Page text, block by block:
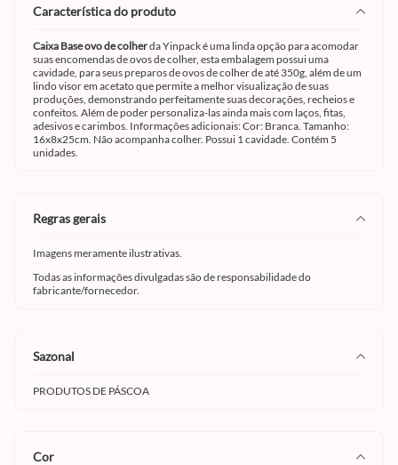
característica do produto
Caixa Base ovo de colherdaYinpack é uma linda opção para acomodar
suas encomendas de ovos de colher, esta embalagem possui uma
cavidade, para seus preparos de ovos de colher de até 350g, além de um
lindo visor em acetato que permite a melhor visualização de suas
produções, demonstrando perfeitamente suas decorações, recheios e
confeitos. Além de poder personaliza-las ainda mais com laços, fitas,
adesivos e carimbos. Informações adicionais: Cor: Branca. Tamanho:
16x8x25cm. Não acompanha colher. Possui 1 cavidade. Contém 5
unidades.
regras gerais
Imagens meramente ilustrativas.
Todas as informações divulgadas são de responsabilidade do
fabricante/fornecedor.
sazonal
PRODUTOS DE PÁSCOA
cor